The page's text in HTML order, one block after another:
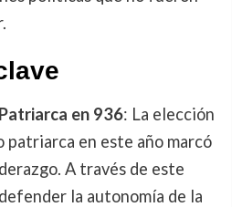
en 936: La elección
patriarca en este año marcó
A través de este
la autonomía de la